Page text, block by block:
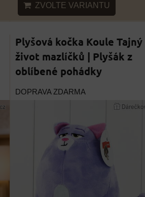
ZVOLTE VARIANTU
Plyšová kočka Koule Tajný
život mazlíčků | Plyšák z
oblíbené pohádky
DOPRAVA ZDARMA